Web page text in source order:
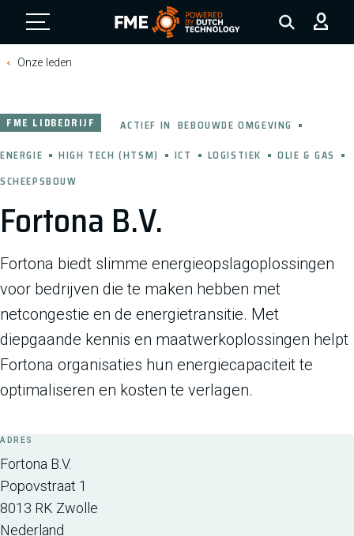
FME Logo, to the homepage
Onze leden
Fortona B.V.
FME LIDBEDRIJF ACTIEF IN BEBOUWDE OMGEVING
ENERGIE
HIGH TECH (HTSM) ICT LOGISTIEK
OLIE & GAS
SCHEEPSBOUW
Fortona biedt slimme energieopslagoplossingen
voor bedrijven die te maken hebben met
netcongestie en de energietransitie. Met
diepgaande kennis en maatwerkoplossingen helpt
Fortona organisaties hun energiecapaciteit te
optimaliseren en kosten te verlagen.
ADRES
Fortona B.V.
Popovstraat 1
8013 RK Zwolle
Nederland